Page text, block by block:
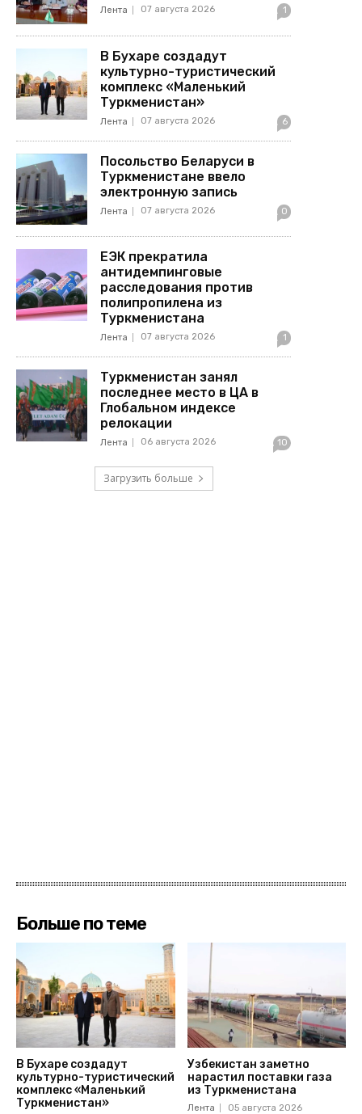
Лента 07 августа 2026 1
В Бухаре создадут
культурно-туристический
комплекс «Маленький
Туркменистан»
Лента 07 августа 2026 6
Посольство Беларуси в
Туркменистане ввело
электронную запись
Лента 07 августа 2026 0
ЕЭК прекратила
антидемпинговые
расследования против
полипропилена из
Туркменистана
Лента 07 августа 2026 1
Туркменистан занял
последнее место в ЦА в
Глобальном индексе
релокации
Лента 06 августа 2026 10
Загрузить больше
Больше по теме
В Бухаре создадут
культурно-туристический
комплекс «Маленький
Туркменистан»
Узбекистан заметно
нарастил поставки газа
из Туркменистана
Лента 05 августа 2026